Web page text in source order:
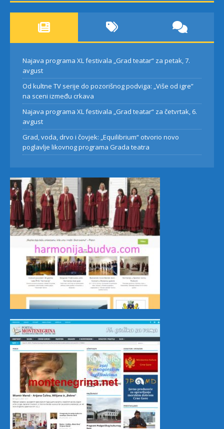
Najava programa XL festivala „Grad teatar“ za petak, 7.
avgust
Od kultne TV serije do pozorišnog podviga: „Više od igre”
na sceni između crkava
Najava programa XL festivala „Grad teatar“ za četvrtak, 6.
avgust
Grad, voda, drvo i čovjek: „Equilibrium“ otvorio novo
poglavlje likovnog programa Grada teatra